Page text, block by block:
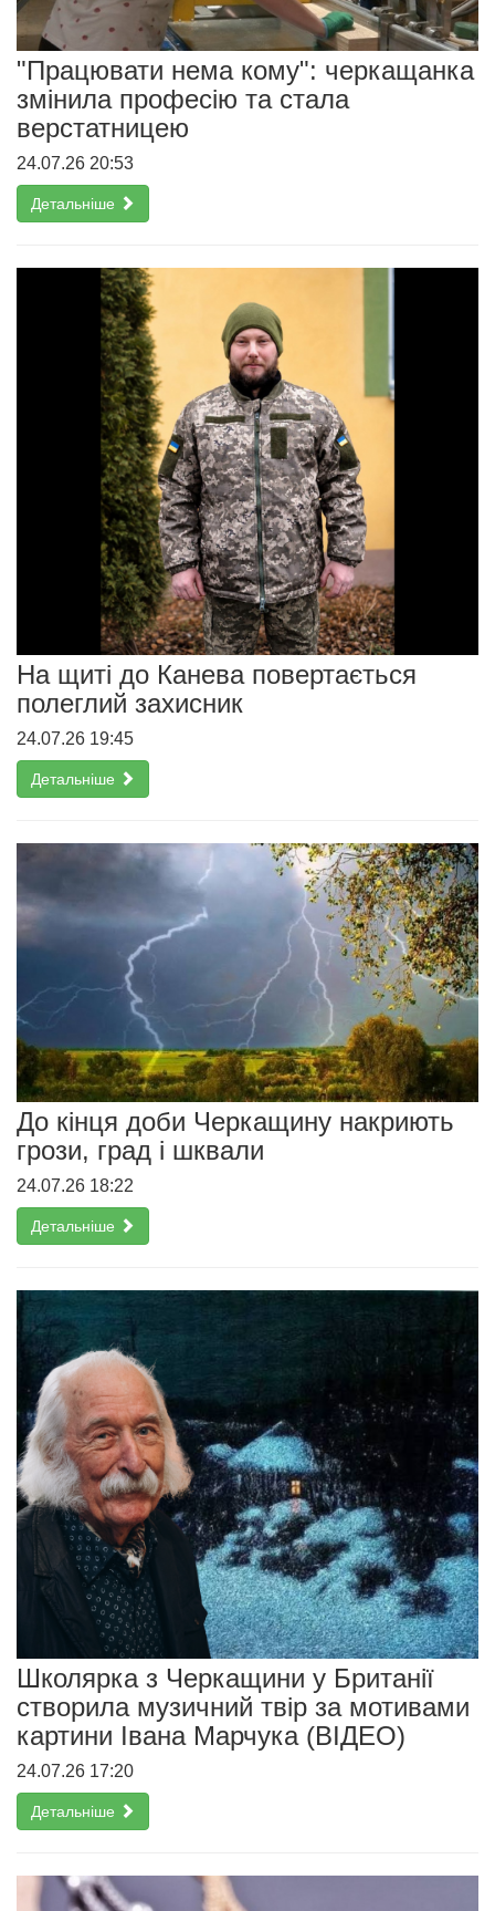
"Працювати нема кому": черкащанка
змінила професію та стала
верстатницею
24.07.26 20:53
Детальніше
На щиті до Канева повертається
полеглий захисник
24.07.26 19:45
Детальніше
До кінця доби Черкащину накриють
грози, град і шквали
24.07.26 18:22
Детальніше
Школярка з Черкащини у Британії
створила музичний твір за мотивами
картини Івана Марчука (ВІДЕО)
24.07.26 17:20
Детальніше